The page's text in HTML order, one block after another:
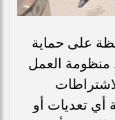
على حماية
العمل
أي تعديات أو